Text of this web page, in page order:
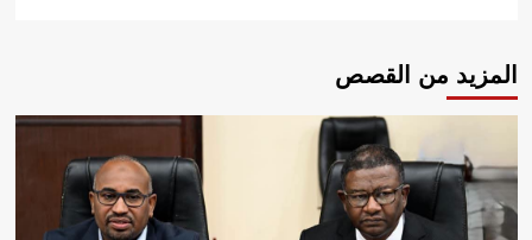
المزيد من القصص